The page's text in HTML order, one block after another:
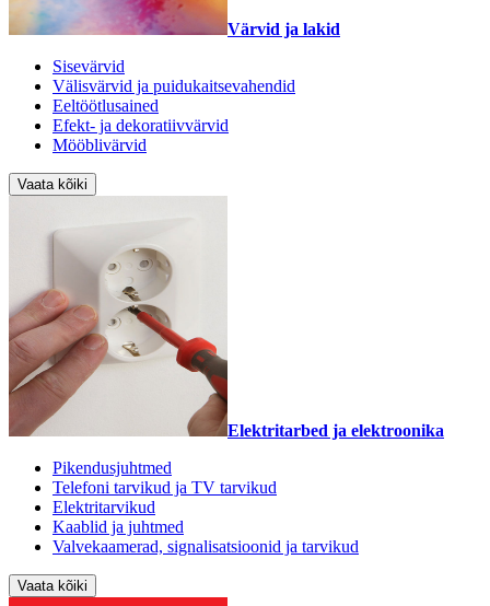
Värvid ja lakid
Sisevärvid
Välisvärvid ja puidukaitsevahendid
Eeltöötlusained
Efekt- ja dekoratiivvärvid
Mööblivärvid
Vaata kõiki
Elektritarbed ja elektroonika
Pikendusjuhtmed
Telefoni tarvikud ja TV tarvikud
Elektritarvikud
Kaablid ja juhtmed
Valvekaamerad, signalisatsioonid ja tarvikud
Vaata kõiki